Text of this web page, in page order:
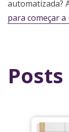
automatizada?
para começar